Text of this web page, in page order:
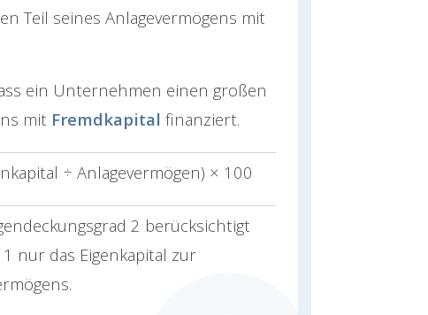
Teil seines Anlagevermögens mit
ein Unternehmen einen großen
mit Fremdkapital finanziert.
÷ Anlagevermögen) × 100
2 berücksichtigt
nur das Eigenkapital zur